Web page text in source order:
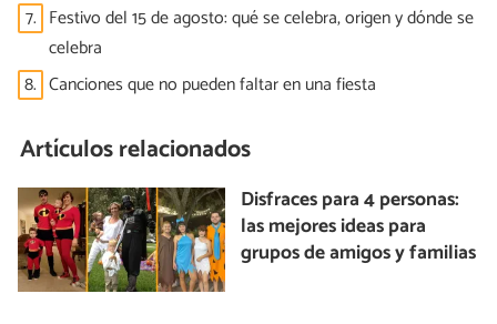
7. Festivo del 15 de agosto: qué se celebra, origen y dónde se
celebra
8. Canciones que no pueden faltar en una fiesta
Artículos relacionados
Disfraces para 4 personas:
las mejores ideas para
grupos de amigos y familias